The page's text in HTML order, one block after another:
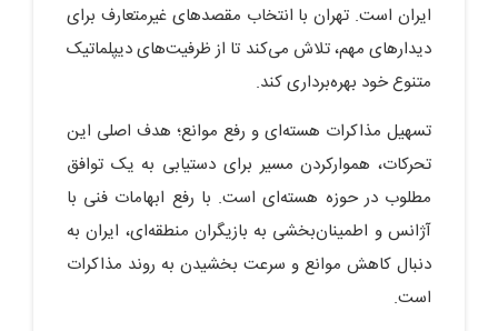
ایران است. تهران با انتخاب مقصدهای غیرمتعارف برای
دیدارهای مهم، تلاش می‌کند تا از ظرفیت‌های دیپلماتیک
متنوع خود بهره‌برداری کند.
تسهیل مذاکرات هسته‌ای و رفع موانع؛ هدف اصلی این
تحرکات، هموارکردن مسیر برای دستیابی به یک توافق
مطلوب در حوزه هسته‌ای است. با رفع ابهامات فنی با
آژانس و اطمینان‌بخشی به بازیگران منطقه‌ای، ایران به
دنبال کاهش موانع و سرعت بخشیدن به روند مذاکرات
است.